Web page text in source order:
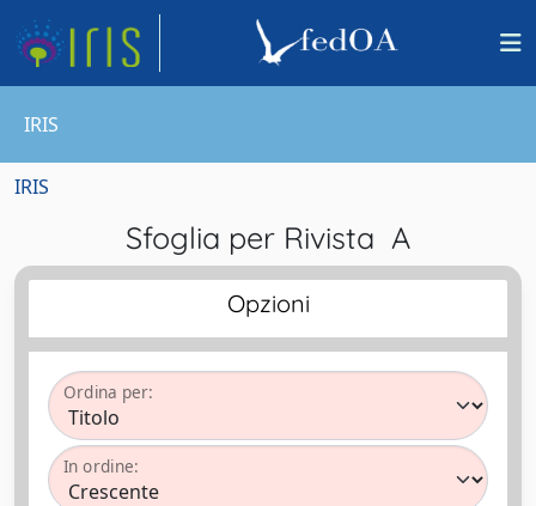
IRIS
IRIS
Sfoglia per Rivista A
Opzioni
Ordina per:
In ordine: